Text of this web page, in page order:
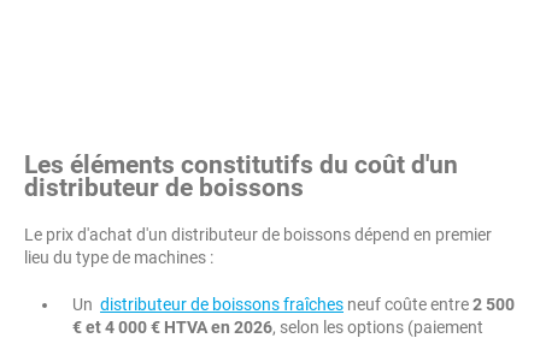
Les éléments constitutifs du coût d'un
distributeur de boissons
Le prix d'achat d'un distributeur de boissons dépend en premier
lieu du type de machines :
Un distributeur de boissons fraîches neuf coûte entre2 500
€ et 4 000 € HTVA en 2026, selon les options (paiement